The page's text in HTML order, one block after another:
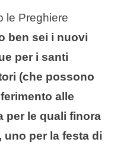
le Preghiere
ben sei i nuovi
per i santi
(che possono
alle
per le quali finora
per la festa di